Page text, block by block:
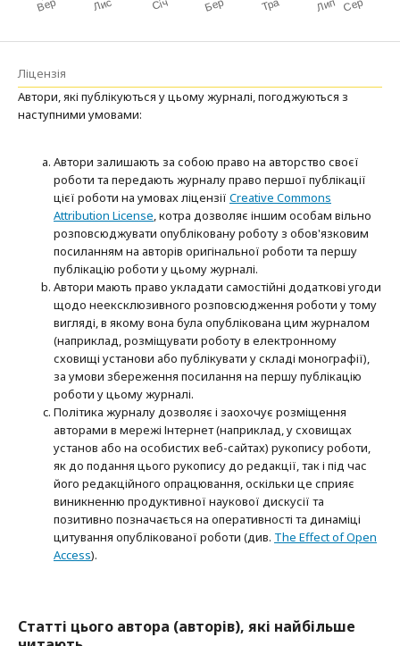
Ліцензія
Автори, які публікуються у цьому журналі, погоджуються з
наступними умовами:
Автори залишають за собою право на авторство своєї
роботи та передають журналу право першої публікації
цієї роботи на умовах ліцензії Creative Commons
Attribution License, котра дозволяє іншим особам вільно
розповсюджувати опубліковану роботу з обов'язковим
посиланням на авторів оригінальної роботи та першу
публікацію роботи у цьому журналі.
Автори мають право укладати самостійні додаткові угоди
щодо неексклюзивного розповсюдження роботи у тому
вигляді, в якому вона була опублікована цим журналом
(наприклад, розміщувати роботу в електронному
сховищі установи або публікувати у складі монографії),
за умови збереження посилання на першу публікацію
роботи у цьому журналі.
Політика журналу дозволяє і заохочує розміщення
авторами в мережі Інтернет (наприклад, у сховищах
установ або на особистих веб-сайтах) рукопису роботи,
як до подання цього рукопису до редакції, так і під час
його редакційного опрацювання, оскільки це сприяє
виникненню продуктивної наукової дискусії та
позитивно позначається на оперативності та динаміці
цитування опублікованої роботи (див. The Effect of Open
Access).
Статті цього автора (авторів), які найбільше